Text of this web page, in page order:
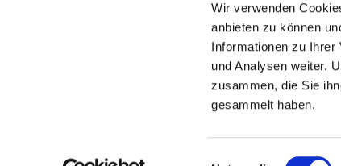
Wir verwenden
anbieten zu können
Informationen zu Ihrer
und Analysen weiter.
zusammen, die Sie
gesammelt haben.